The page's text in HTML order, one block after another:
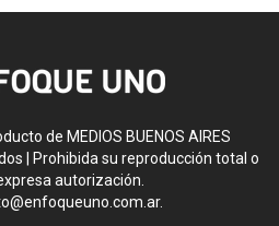
de MEDIOS BUENOS AIRES
| Prohibida su reproducción total o
autorización.
.